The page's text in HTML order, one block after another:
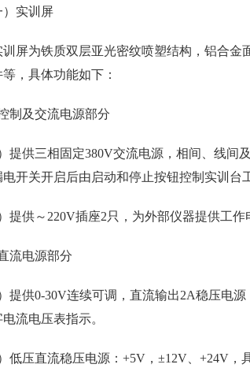
）实训屏
屏为铁质双层亚光密纹喷塑结构，铝合金
，具体功能如下：
制及交流电源部分
）提供三相固定380V交流电源，相间、线
电开关开启后由启动和停止按钮控制 实训台
）提供～220V插座2只，为外部仪器提供工作
流电源部分
）提供0-30V连续可调，直流输出2A稳压电
流电压表指示。
）低压直流稳压电源：+5V，±12V、+24V，